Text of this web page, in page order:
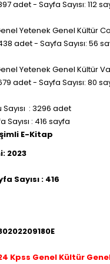
adet - Sayfa Sayısı: 112
Yetenek Genel Kültür
adet - Sayfa Sayısı: 56
Yetenek Genel Kültür
adet - Sayfa Sayısı: 80
: 3296 adet
Sayısı : 416 sayfa
E-Kitap
2023
Sayısı : 416
E
Kpss Genel Kültür